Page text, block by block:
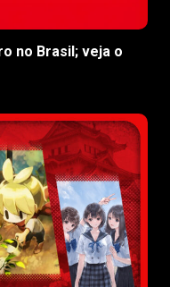
no Brasil; veja o